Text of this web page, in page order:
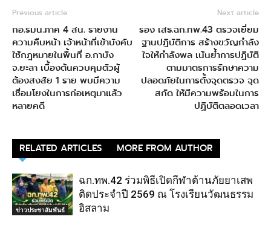
Previous article
กอ.รมน.ภาค 4 สน. รายงาน
ความคืบหน้า เจ้าหน้าที่เข้าบังคับ
ใช้กฎหมายในพื้นที่ อ.กาบัง
จ.ยะลา เบื้องต้นควบคุมตัวผู้
ต้องสงสัย 1 ราย พบมีความ
เชื่อมโยงในการก่อเหตุมาแล้ว
หลายคดี
Next article
รอง เสธ.ฉก.ทพ.43 ตรวจเยี่ยม
ฐานปฏิบัติการ สร้างขวัญกำลัง
ใจให้กำลังพล เน้นย้ำการปฏิบัติ
ตามมาตรการรักษาความ
ปลอดภัยในการตั้งจุดตรวจ จุด
สกัด ให้มีความพร้อมในการ
ปฏิบัติตลอดเวลา
RELATED ARTICLES MORE FROM AUTHOR
ข่าวประชาสัมพันธ์
ฉก.ทพ.42 ร่วมพิธีเปิดกีฬาต้านภัยยาเสพ
ติดประจำปี 2569 ณ โรงเรียนวัฒนธรรม
อิสลาม